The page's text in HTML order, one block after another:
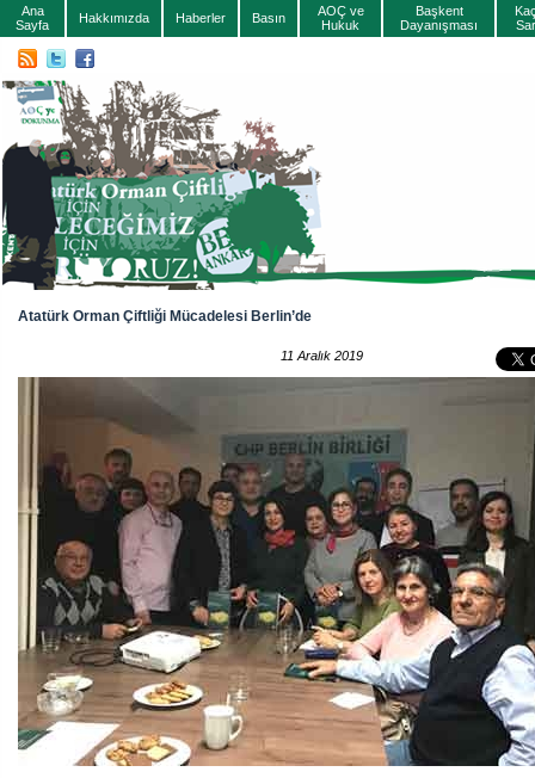
Ana
Sayfa
Hakkımızda Haberler Basın
AOÇ ve
Hukuk
Başkent
Dayanışması
Atatürk Orman Çiftliği Mücadelesi Berlin’de
11 Aralık 2019